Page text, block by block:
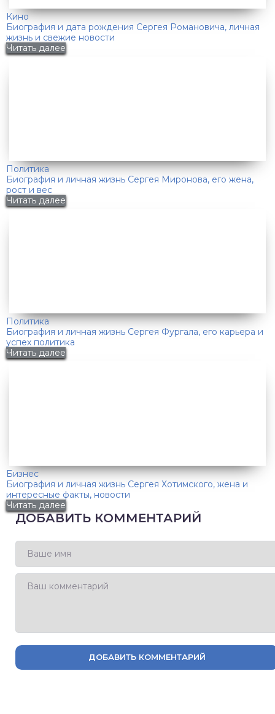
Кино
Биография и дата рождения Сергея Романовича, личная
жизнь и свежие новости
Читать далее
Политика
Биография и личная жизнь Сергея Миронова, его жена,
рост и вес
Читать далее
Политика
Биография и личная жизнь Сергея Фургала, его карьера и
успех политика
Читать далее
Бизнес
Биография и личная жизнь Сергея Хотимского, жена и
интересные факты, новости
Читать далее
ДОБАВИТЬ КОММЕНТАРИЙ
ДОБАВИТЬ КОММЕНТАРИЙ